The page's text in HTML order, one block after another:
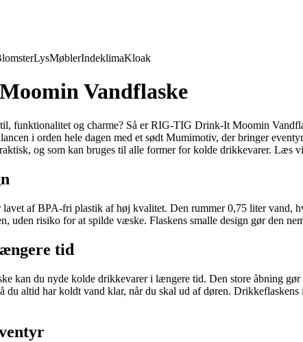
LysMøblerIndeklimaKloak
Vandflaske
funktionalitet og charme? Så er RIG-TIG Drink-It Moomin
i orden hele dagen med et sødt Mumimotiv, der bringer
og som kan bruges til alle former for kolde drikkevarer. Læs
af BPA-fri plastik af høj kvalitet. Den rummer 0,75 liter vand,
uden risiko for at spilde væske. Flaskens smalle design gør den
tid
kan du nyde kolde drikkevarer i længere tid. Den store åbning
du altid har koldt vand klar, når du skal ud af døren.